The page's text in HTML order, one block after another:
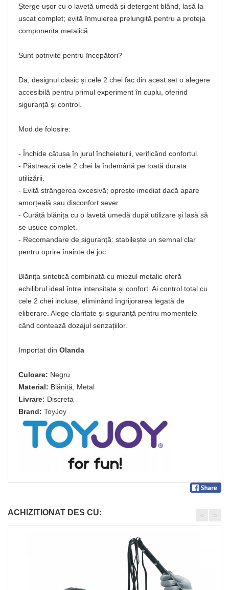
Șterge ușor cu o lavetă umedă și detergent blând, lasă la
uscat complet; evită înmuierea prelungită pentru a proteja
componenta metalică.
Sunt potrivite pentru începători?
Da, designul clasic și cele 2 chei fac din acest set o alegere
accesibilă pentru primul experiment în cuplu, oferind
siguranță și control.
Mod de folosire:
- Închide cătușa în jurul încheieturii, verificând confortul.
- Păstrează cele 2 chei la îndemână pe toată durata
utilizării.
- Evită strângerea excesivă; oprește imediat dacă apare
amorțeală sau disconfort sever.
- Curăță blănița cu o lavetă umedă după utilizare și lasă să
se usuce complet.
- Recomandare de siguranță: stabilește un semnal clar
pentru oprire înainte de joc.
Blănița sintetică combinată cu miezul metalic oferă
echilibrul ideal între intensitate și confort. Ai control total cu
cele 2 chei incluse, eliminând îngrijorarea legată de
eliberare. Alege claritate și siguranță pentru momentele
când contează dozajul senzațiilor.
Importat din Olanda
Culoare: Negru
Material: Blăniță, Metal
Livrare: Discreta
Brand: ToyJoy
ACHIZITIONAT DES CU: < >